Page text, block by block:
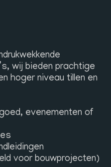
wij bieden prachtige
hoger niveau tillen en
evenementen of
voor bouwprojecten)